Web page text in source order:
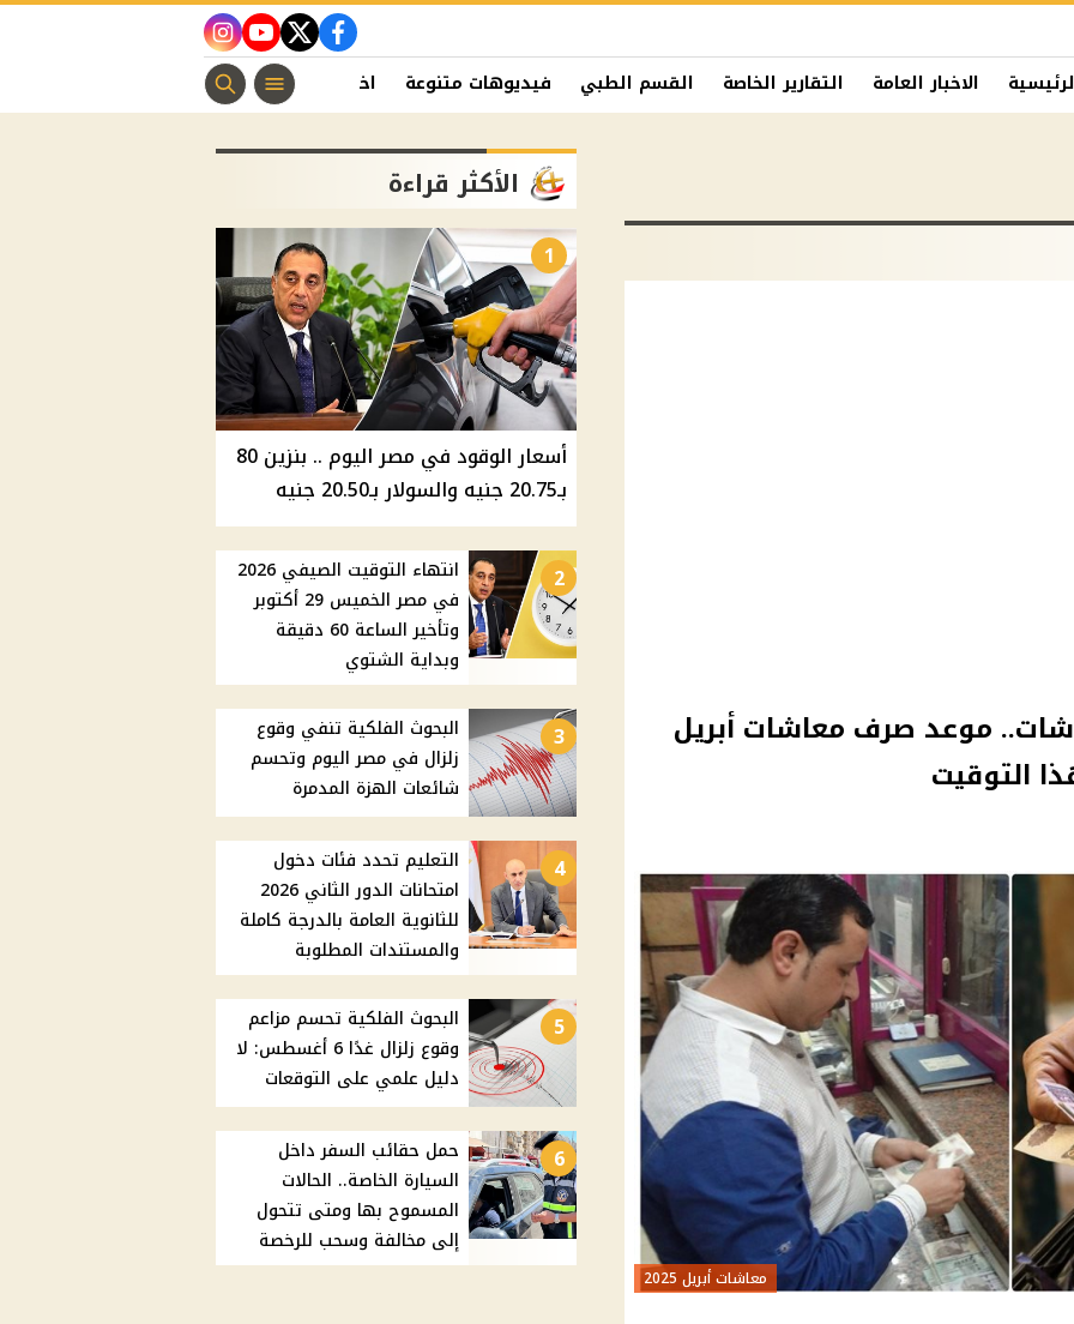
facebook
twitter
youtube
instagram
الاخبار العامة التقارير الخاصة القسم الطبي فيديوهات متنوعة اخبار الفن منوعات مسيحية
موعد صرف معاشات أبريل
معاشات أبريل 2025
الأكثر قراءة
1
أسعار الوقود في مصر اليوم .. بنزين 80
بـ20.75 جنيه والسولار بـ20.50 جنيه
2
انتهاء التوقيت الصيفي 2026
في مصر الخميس 29 أكتوبر
وتأخير الساعة 60 دقيقة
وبداية الشتوي
3
البحوث الفلكية تنفي وقوع
زلزال في مصر اليوم وتحسم
شائعات الهزة المدمرة
4
التعليم تحدد فئات دخول
امتحانات الدور الثاني 2026
للثانوية العامة بالدرجة كاملة
والمستندات المطلوبة
5
البحوث الفلكية تحسم مزاعم
وقوع زلزال غدًا 6 أغسطس: لا
دليل علمي على التوقعات
6
حمل حقائب السفر داخل
السيارة الخاصة.. الحالات
المسموح بها ومتى تتحول
إلى مخالفة وسحب للرخصة